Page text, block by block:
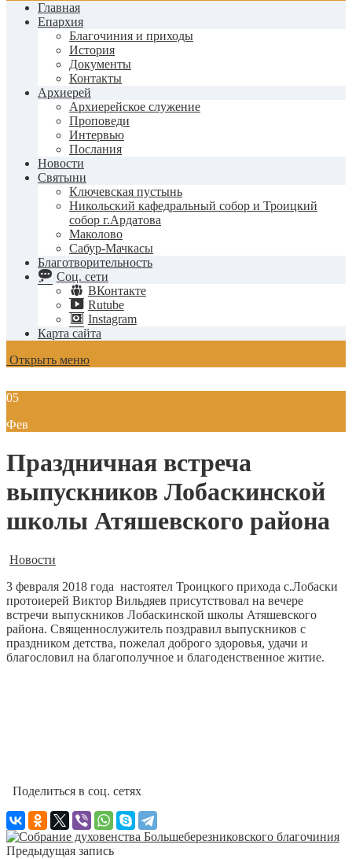
Главная
Епархия
Благочиния и приходы
История
Документы
Контакты
Архиерей
Архиерейское служение
Проповеди
Интервью
Послания
Новости
Святыни
Ключевская пустынь
Никольский кафедральный собор и Троицкий
собор г.Ардатова
Маколово
Сабур-Мачкасы
Благотворительность
Соц. сети
ВКонтакте
Rutube
Instagram
Карта сайта
Открыть меню
05
Фев
Праздничная встреча
выпускников Лобаскинской
школы Атяшевского района
Новости
3 февраля 2018 года настоятел Троицкого прихода с.Лобаски
протоиерей Виктор Вильдяев присутствовал на вечере
встречи выпускников Лобаскинской школы Атяшевского
района. Священнослужитель поздравил выпускников с
праздником детства, пожелал доброго здоровья, удачи и
благословил на благополучное и благоденственное житие.
Поделиться в соц. сетях
Предыдущая запись